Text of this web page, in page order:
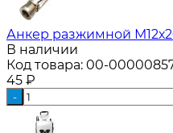
Анкер разжимной
В наличии
Код товара: 00-
45 ₽
-